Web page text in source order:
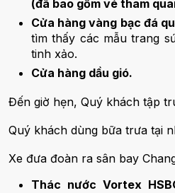
(đã bao gồm vé tham
Cửa hàng vàng bạc đá
tìm thấy các mẫu trang
tinh xảo.
Cửa hàng dầu gió.
Đến giờ hẹn, Quý khách tập
Quý khách dùng bữa trưa tại
Xe đưa đoàn ra sân bay
Thác nước Vortex